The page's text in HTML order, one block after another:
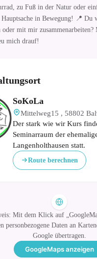
zu Fuß in der Natur oder
Hauptsache in Bewegung! 📍 Du
oder mit mir zusammenarbeiten?
mich drauf!
SoKoLa
Mittelweg15 , 58802
Der stark wie wir Kurs
Seminarraum der
Langenholthausen statt.
Route berechnen
Mit dem Klick auf
personbezogene Daten an
Google übertragen.
GoogleMaps anzeigen